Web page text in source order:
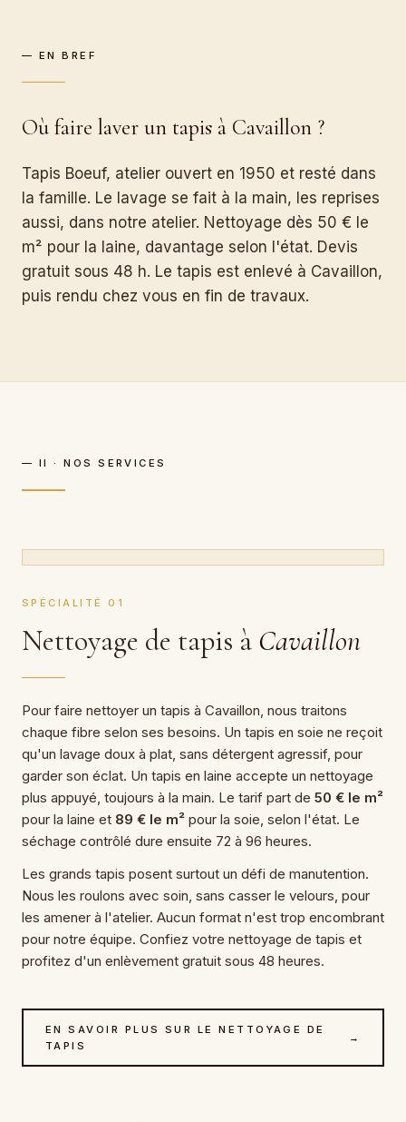
— EN BREF
Où faire laver un tapis à Cavaillon ?
Tapis Boeuf, atelier ouvert en 1950 et resté dans
la famille. Le lavage se fait à la main, les reprises
aussi, dans notre atelier. Nettoyage dès 50 € le
m² pour la laine, davantage selon l'état. Devis
gratuit sous 48 h. Le tapis est enlevé à Cavaillon,
puis rendu chez vous en fin de travaux.
— II · NOS SERVICES
SPÉCIALITÉ 01
Nettoyage de tapis à Cavaillon
Pour faire nettoyer un tapis à Cavaillon, nous traitons
chaque fibre selon ses besoins. Un tapis en soie ne reçoit
qu'un lavage doux à plat, sans détergent agressif, pour
garder son éclat. Un tapis en laine accepte un nettoyage
plus appuyé, toujours à la main. Le tarif part de 50 € le m²
pour la laine et 89 € le m² pour la soie, selon l'état. Le
séchage contrôlé dure ensuite 72 à 96 heures.
Les grands tapis posent surtout un défi de manutention.
Nous les roulons avec soin, sans casser le velours, pour
les amener à l'atelier. Aucun format n'est trop encombrant
pour notre équipe. Confiez votre nettoyage de tapis et
profitez d'un enlèvement gratuit sous 48 heures.
EN SAVOIR PLUS SUR LE NETTOYAGE DE
TAPIS
→